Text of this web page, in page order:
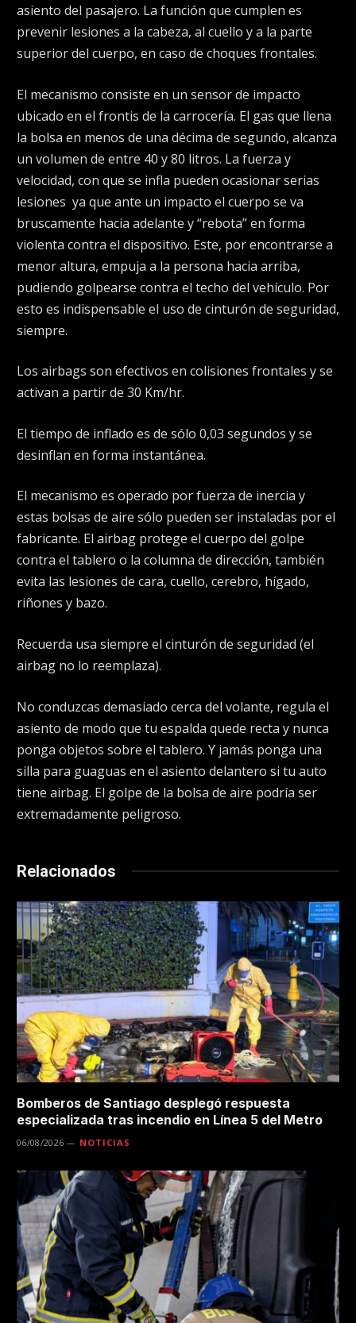
asiento del pasajero. La función que cumplen es
prevenir lesiones a la cabeza, al cuello y a la parte
superior del cuerpo, en caso de choques frontales.
El mecanismo consiste en un sensor de impacto
ubicado en el frontis de la carrocería. El gas que llena
la bolsa en menos de una décima de segundo, alcanza
un volumen de entre 40 y 80 litros. La fuerza y
velocidad, con que se infla pueden ocasionar serias
lesiones ya que ante un impacto el cuerpo se va
bruscamente hacia adelante y “rebota” en forma
violenta contra el dispositivo. Este, por encontrarse a
menor altura, empuja a la persona hacia arriba,
pudiendo golpearse contra el techo del vehículo. Por
esto es indispensable el uso de cinturón de seguridad,
siempre.
Los airbags son efectivos en colisiones frontales y se
activan a partir de 30 Km/hr.
El tiempo de inflado es de sólo 0,03 segundos y se
desinflan en forma instantánea.
El mecanismo es operado por fuerza de inercia y
estas bolsas de aire sólo pueden ser instaladas por el
fabricante. El airbag protege el cuerpo del golpe
contra el tablero o la columna de dirección, también
evita las lesiones de cara, cuello, cerebro, hígado,
riñones y bazo.
Recuerda usa siempre el cinturón de seguridad (el
airbag no lo reemplaza).
No conduzcas demasiado cerca del volante, regula el
asiento de modo que tu espalda quede recta y nunca
ponga objetos sobre el tablero. Y jamás ponga una
silla para guaguas en el asiento delantero si tu auto
tiene airbag. El golpe de la bolsa de aire podría ser
extremadamente peligroso.
Relacionados
Bomberos de Santiago desplegó respuesta
especializada tras incendio en Línea 5 del Metro
06/08/2026 NOTICIAS